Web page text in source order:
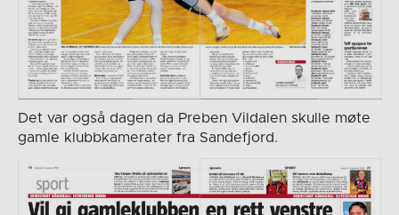
Det var også dagen da Preben Vildalen skulle møte
gamle klubbkamerater fra Sandefjord.